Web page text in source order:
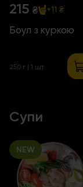
215 ₴ +11 ₴
Боул з куркою
250 г | 1 шт
Супи
NEW